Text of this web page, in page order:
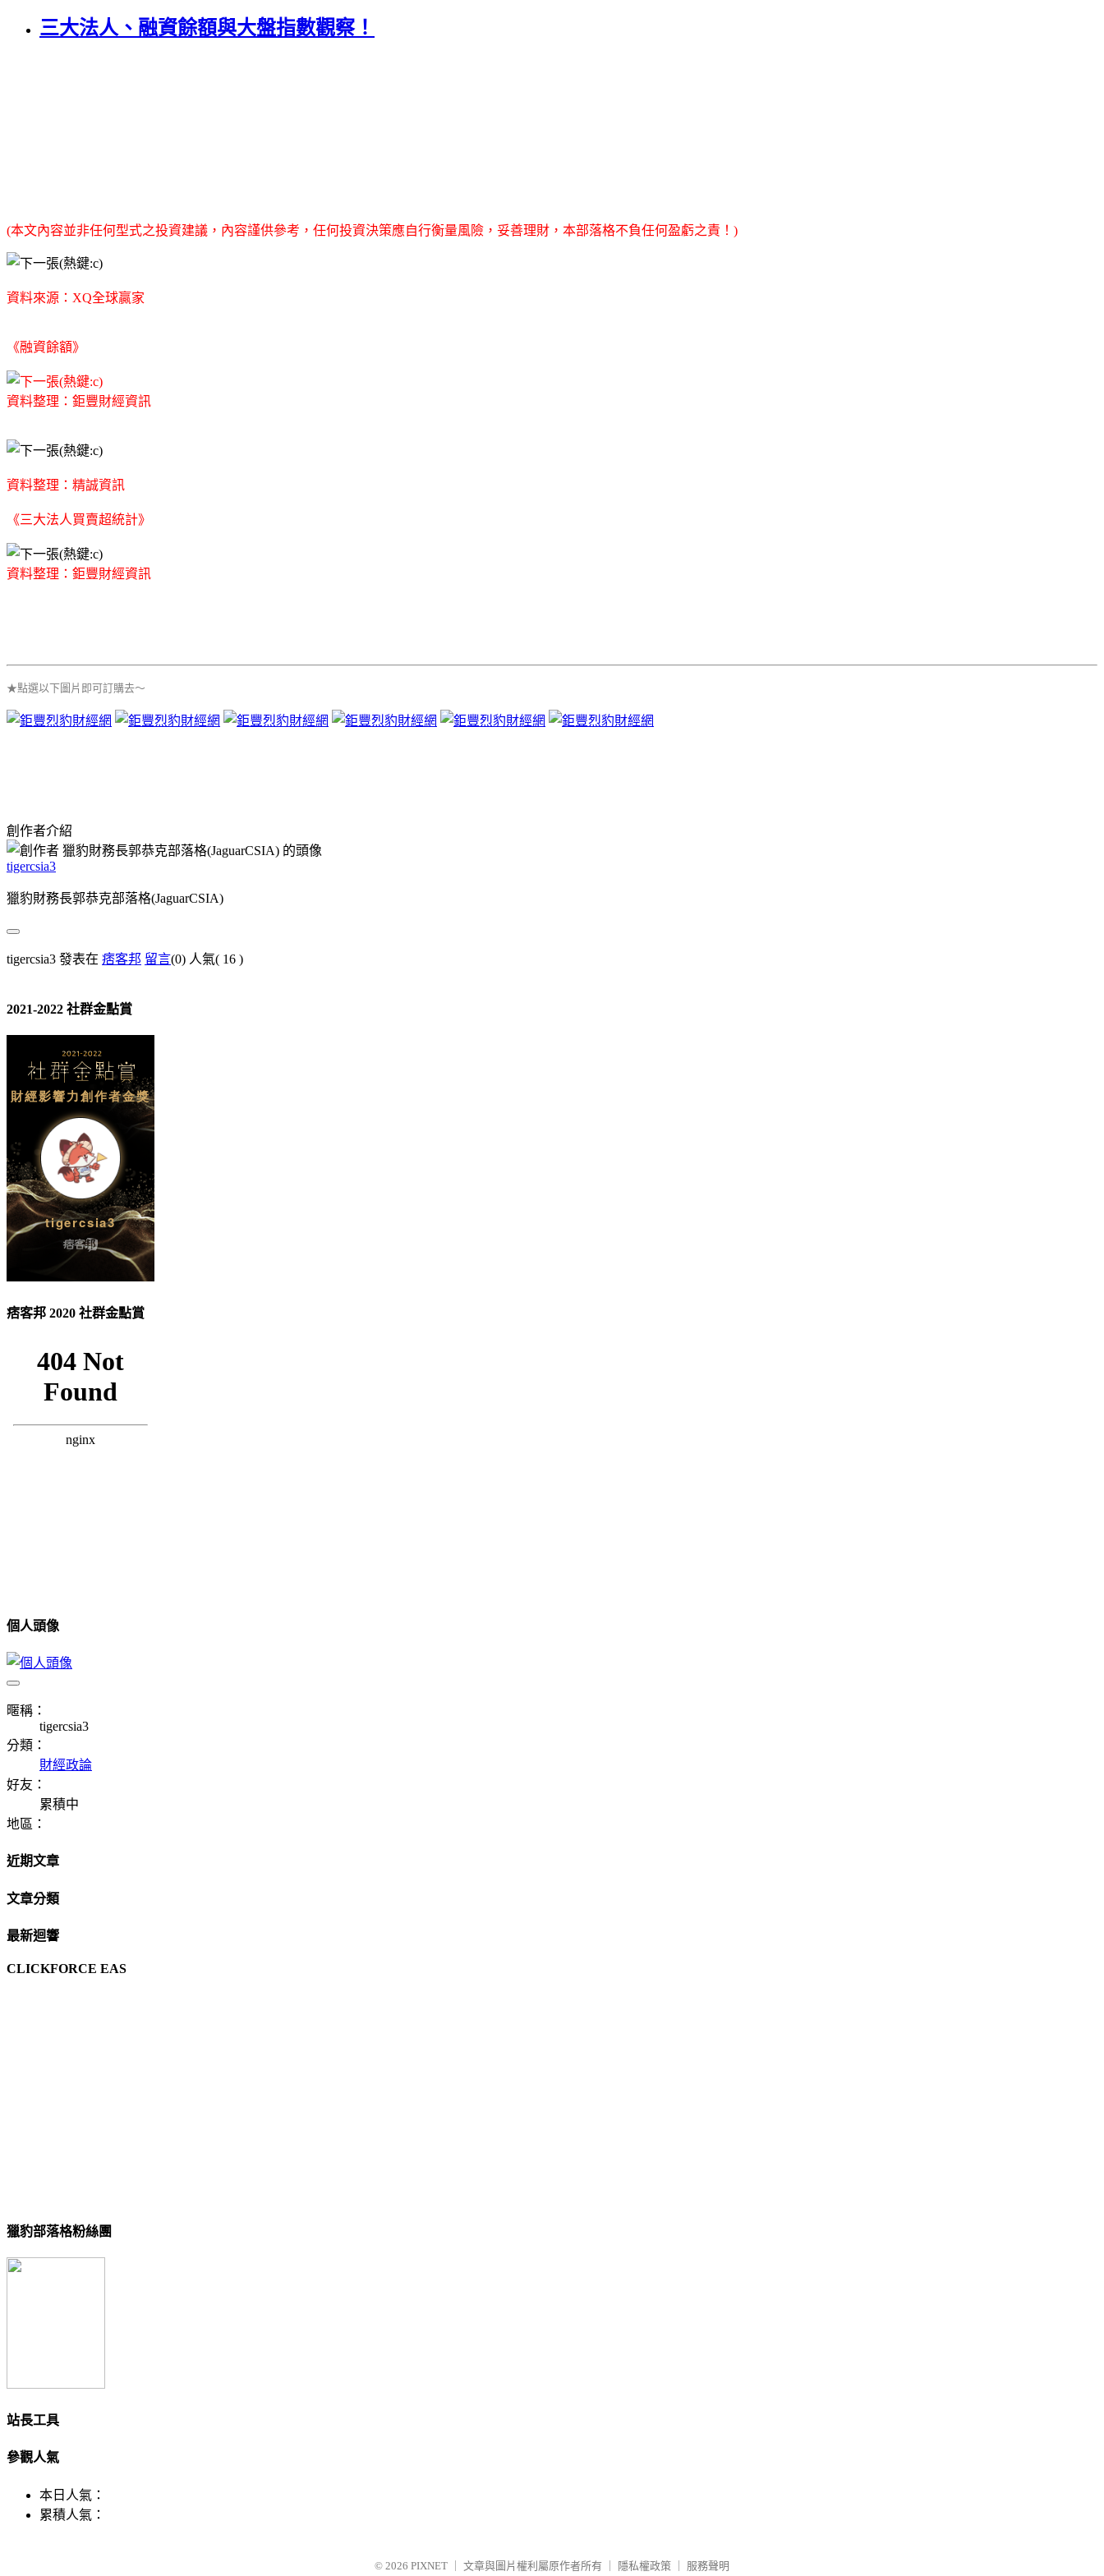
三大法人、融資餘額與大盤指數觀察！
(本文內容並非任何型式之投資建議，內容謹供參考，任何投資決策應自行衡量風險，妥善理財，本部落格不負任何盈虧之責！)
資料來源：XQ全球贏家
《融資餘額》
資料整理：鉅豐財經資訊
資料整理：精誠資訊
《三大法人買賣超統計》
資料整理：鉅豐財經資訊
★點選以下圖片即可訂購去～
創作者介紹
tigercsia3
獵豹財務長郭恭克部落格(JaguarCSIA)
tigercsia3 發表在 痞客邦 留言(0) 人氣( 16 )
2021-2022 社群金點賞
痞客邦 2020 社群金點賞
個人頭像
暱稱：
tigercsia3
分類：
財經政論
好友：
累積中
地區：
近期文章
文章分類
最新迴響
CLICKFORCE EAS
獵豹部落格粉絲團
站長工具
參觀人氣
本日人氣：
累積人氣：
© 2026 PIXNET 文章與圖片權利屬原作者所有 隱私權政策 服務聲明